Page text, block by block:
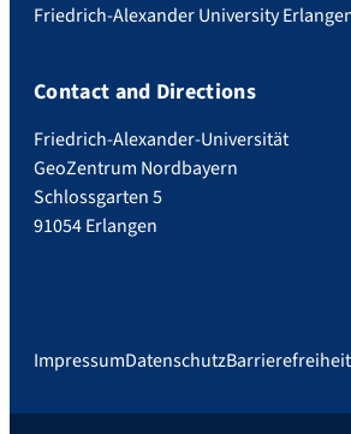
Friedrich-Alexander University
Contact and Directions
Friedrich-Alexander-Universität
GeoZentrum Nordbayern
Schlossgarten 5
91054 Erlangen
ImpressumDatenschutzBarrierefreiheit